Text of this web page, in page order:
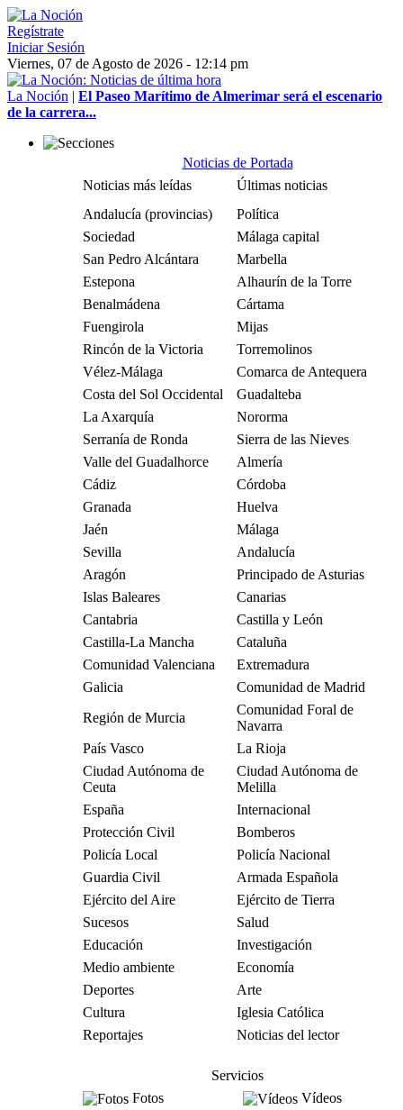
Regístrate
Iniciar Sesión
Viernes, 07 de Agosto de 2026 - 12:14 pm
La Noción | El Paseo Marítimo de Almerimar será el escenario
de la carrera...
Noticias de Portada
Noticias más leídas
Últimas noticias
Andalucía (provincias)
Política
Sociedad
Málaga capital
San Pedro Alcántara
Marbella
Estepona
Alhaurín de la Torre
Benalmádena
Cártama
Fuengirola
Mijas
Rincón de la Victoria
Torremolinos
Vélez-Málaga
Comarca de Antequera
Costa del Sol Occidental
Guadalteba
La Axarquía
Nororma
Serranía de Ronda
Sierra de las Nieves
Valle del Guadalhorce
Almería
Cádiz
Córdoba
Granada
Huelva
Jaén
Málaga
Sevilla
Andalucía
Aragón
Principado de Asturias
Islas Baleares
Canarias
Cantabria
Castilla y León
Castilla-La Mancha
Cataluña
Comunidad Valenciana
Extremadura
Galicia
Comunidad de Madrid
Región de Murcia
Comunidad Foral de
Navarra
País Vasco
La Rioja
Ciudad Autónoma de
Ceuta
Ciudad Autónoma de
Melilla
España
Internacional
Protección Civil
Bomberos
Policía Local
Policía Nacional
Guardia Civil
Armada Española
Ejército del Aire
Ejército de Tierra
Sucesos
Salud
Educación
Investigación
Medio ambiente
Economía
Deportes
Arte
Cultura
Iglesia Católica
Reportajes
Noticias del lector
Servicios
Fotos
Vídeos